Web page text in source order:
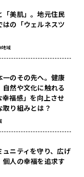
「美肌」。地元住民
の「ウェルネスツ
#地域
一のその先へ。健康
然や文化に触れる
福感」を向上させ
り組みとは？
ュニティを守り、広げ
人の幸福を追求す